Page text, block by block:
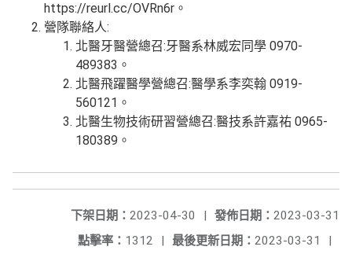
https://reurl.cc/OVRn6r。
營隊聯絡人:
北醫牙醫營總召:牙醫系林威宏同學 0970-
489383。
北醫飛躍醫學營總召:醫學系李奕翰 0919-
560121。
北醫生物技術研習營總召:醫技系許嘉祐 0965-
180389。
發佈日期： 2023-03-31
下架日期： 2023-04-30
|
最後更新日期： 2023-03-31 |
點擊率： 1312 |